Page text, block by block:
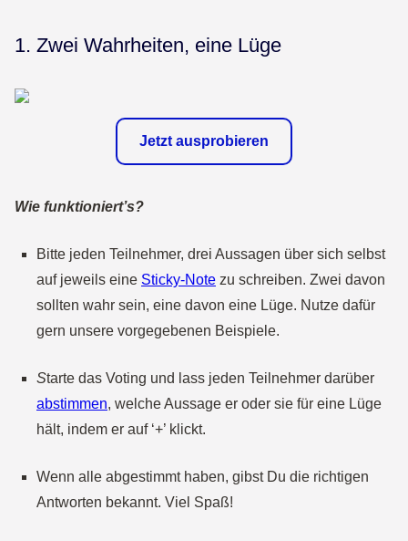
1. Zwei Wahrheiten, eine Lüge
Jetzt ausprobieren
Wie funktioniert’s?
Bitte jeden Teilnehmer, drei Aussagen über sich selbst
auf jeweils eine Sticky-Note zu schreiben. Zwei davon
sollten wahr sein, eine davon eine Lüge. Nutze dafür
gern unsere vorgegebenen Beispiele.
Starte das Voting und lass jeden Teilnehmer darüber
abstimmen, welche Aussage er oder sie für eine Lüge
hält, indem er auf ‘+’ klickt.
Wenn alle abgestimmt haben, gibst Du die richtigen
Antworten bekannt. Viel Spaß!